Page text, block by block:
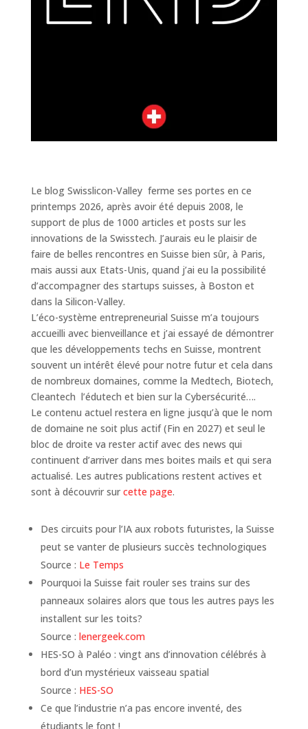
Le blog Swisslicon-Valley ferme ses portes en ce
printemps 2026, après avoir été depuis 2008, le
support de plus de 1000 articles et posts sur les
innovations de la Swisstech. J’aurais eu le plaisir de
faire de belles rencontres en Suisse bien sûr, à Paris,
mais aussi aux Etats-Unis, quand j’ai eu la possibilité
d’accompagner des startups suisses, à Boston et
dans la Silicon-Valley.
L’éco-système entrepreneurial Suisse m’a toujours
accueilli avec bienveillance et j’ai essayé de démontrer
que les développements techs en Suisse, montrent
souvent un intérêt élevé pour notre futur et cela dans
de nombreux domaines, comme la Medtech, Biotech,
Cleantech l’édutech et bien sur la Cybersécurité….
Le contenu actuel restera en ligne jusqu’à que le nom
de domaine ne soit plus actif (Fin en 2027) et seul le
bloc de droite va rester actif avec des news qui
continuent d’arriver dans mes boites mails et qui sera
actualisé. Les autres publications restent actives et
sont à découvrir sur cette page.
Des circuits pour l’IA aux robots futuristes, la Suisse
peut se vanter de plusieurs succès technologiques
Source : Le Temps
Pourquoi la Suisse fait rouler ses trains sur des
panneaux solaires alors que tous les autres pays les
installent sur les toits?
Source : lenergeek.com
HES-SO à Paléo : vingt ans d’innovation célébrés à
bord d’un mystérieux vaisseau spatial
Source : HES-SO
Ce que l’industrie n’a pas encore inventé, des
étudiants le font !